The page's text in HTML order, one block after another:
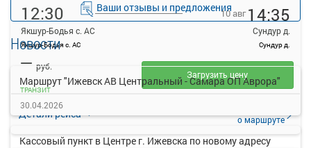
12:30
Якшур-Бодья с. АС
Якшур-Бодья с. АС
10 авг 14:35
Сундур д.
Сундур д.
Детали рейса
о маршруте
— руб.
ТРАНЗИТ
Загрузить цену
Ваши отзывы и предложения
Новости
Маршрут "Ижевск АВ Центральный - Самара ОП Аврора"
30.04.2026
Кассовый пункт в Центре г. Ижевска по новому адресу